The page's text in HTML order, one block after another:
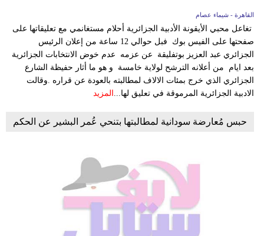
القاهرة - شيماء عصام
تغاعل محبي الأيقونة الأدبية الجزائرية أحلام مستغانمي مع تعليقاتها على
صفحتها على الفيس بوك فبل حوالي 12 ساعة من إعلان الرئيس
الجزائري عبد العزيز بوتفليقة عن عزمه عدم خوض الانتخابات الجزائرية
بعد ايام من أعلانه الترشح لولاية خامسة و هو ما أثار حفيظة الشارع
الجزائري الذي خرج بمئات الالاف لمطالبته بالعودة عن قراره .وقالت
الادبية الجزائرية المرموقة في تعليق لها... المزيد
حبس مُعارضة سودانية لمطالبتها بتنحي عُمر البشير عن الحكم